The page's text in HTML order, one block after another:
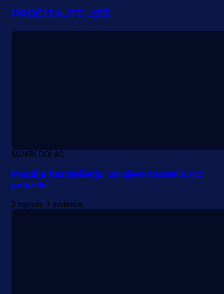
PROČITAJTE JOŠ
MOKRI DOLAC
Posušje bez rješenja: Sarajevo nastavilo niz
pobjeda!
3 mjesec 1 sedmica